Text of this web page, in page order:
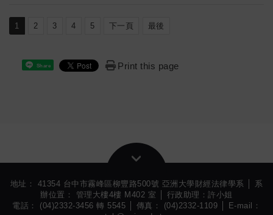
1 2 3 4 5 下一頁 最後
Share Print this page
地址： 41354 台中市霧峰區柳豐路500號 亞洲大學財經法律學系 │ 系
辦位置： 管理大樓4樓 M402 室 │ 行政助理：許小姐
電話： (04)2332-3456 轉 5545 │ 傳真： (04)2332-1109 │ E-mail：